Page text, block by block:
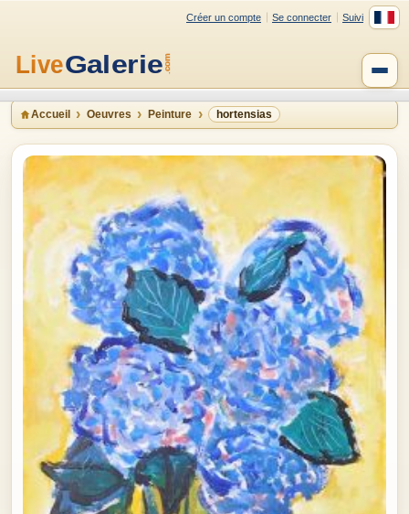
Créer un compte Se connecter Suivi
Accueil Oeuvres Peinture hortensias